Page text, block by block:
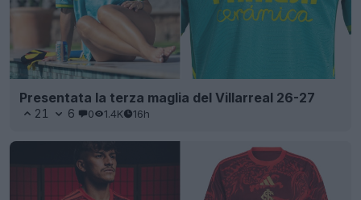
Presentata la terza maglia del Villarreal 26-27
21 6 0 1.4K 16h